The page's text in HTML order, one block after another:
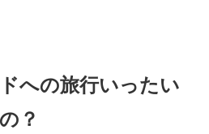
への旅行いったい
？